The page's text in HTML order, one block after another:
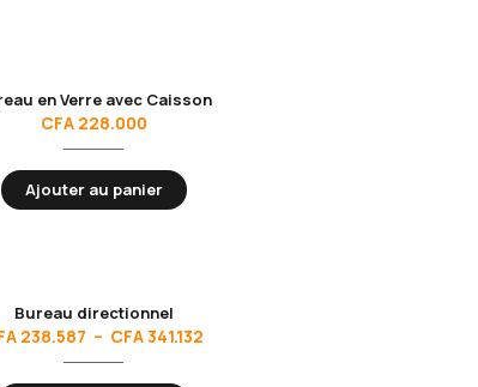
en Verre avec Caisson
CFA228.000
Ajouter au panier
Bureau directionnel
238.587 – CFA341.132